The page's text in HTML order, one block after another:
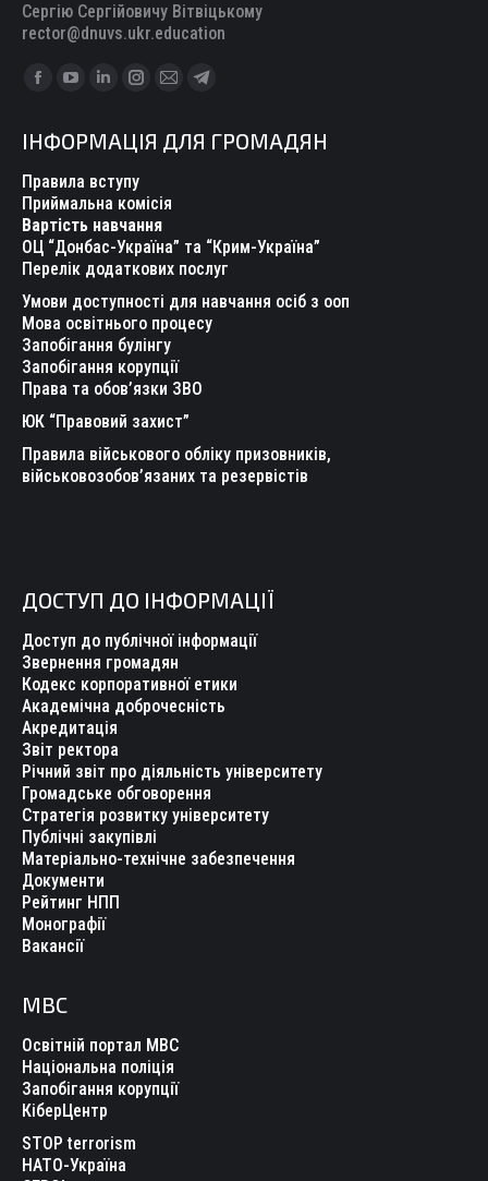
Сергію Сергійовичу Вітвіцькому
rector@dnuvs.ukr.education
Find us on:
Facebook
opens
in
new
window
YouTube
opens
in
new
window
Linkedin
opens
in
new
window
Instagram
opens
in
new
window
Mail
opens
new
Telegram
opens
ІНФОРМАЦІЯ ДЛЯ ГРОМАДЯН
Правила вступу
Приймальна комісія
Вартість навчання
ОЦ “Донбас-Україна” та “Крим-Україна”
Перелік додаткових послуг
Умови доступності для навчання осіб з ооп
Мова освітнього процесу
Запобігання булінгу
Запобігання корупції
Права та обов’язки ЗВО
ЮК “Правовий захист”
Правила військового обліку призовників,
військовозобов’язаних та резервістів
ДОСТУП ДО ІНФОРМАЦІЇ
Доступ до публічної інформації
Звернення громадян
Кодекс корпоративної етики
Академічна доброчесність
Акредитація
Звіт ректора
Річний звіт про діяльність університету
Громадське обговорення
Стратегія розвитку університету
Публічні закупівлі
Матеріально-технічне забезпечення
Документи
Рейтинг НПП
Монографії
Вакансії
МВС
Освітній портал МВС
Національна поліція
Запобігання корупції
КіберЦентр
STOP terrorism
НАТО-Україна